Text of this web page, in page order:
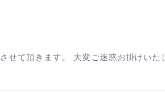
て頂きます。 大変ご迷惑お掛けいた